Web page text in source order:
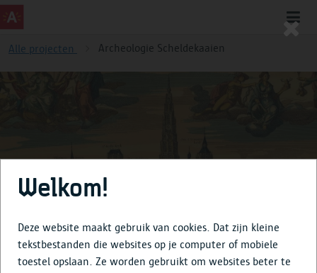
Alle projecten Archeologie Scheldekaaien
Archeologie Scheldekaaien
Welkom!
Deze website maakt gebruik van cookies. Dat zijn kleine
tekstbestanden die websites op je computer of mobiele
toestel opslaan. Ze worden gebruikt om websites beter te